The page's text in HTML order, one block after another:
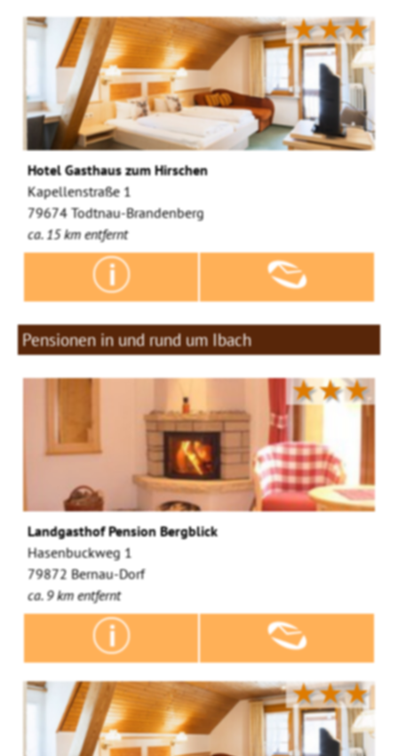
★★★
Hotel Gasthaus zum Hirschen
Kapellenstraße 1
79674 Todtnau-Brandenberg
ca. 15 km entfernt
Pensionen in und rund um Ibach
★★★
Landgasthof Pension Bergblick
Hasenbuckweg 1
79872 Bernau-Dorf
ca. 9 km entfernt
★★★